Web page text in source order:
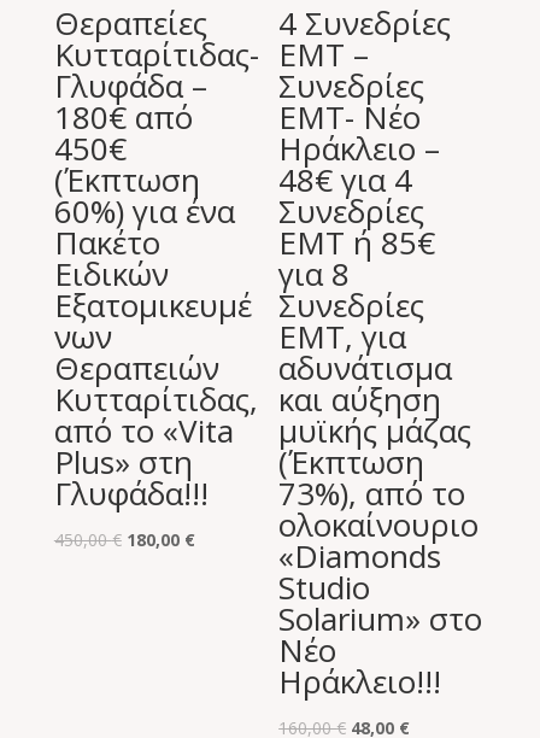
Θεραπείες
Κυτταρίτιδας-
Γλυφάδα –
180€ από
450€
(Έκπτωση
60%) για ένα
Πακέτο
Ειδικών
Εξατομικευμέ
νων
Θεραπειών
Κυτταρίτιδας,
από το «Vita
Plus» στη
Γλυφάδα!!!
450,00€ Original
180,00 €Η
4 Συνεδρίες
EMT –
Συνεδρίες
EMT- Νέο
Ηράκλειο –
48€ για 4
Συνεδρίες
EMT ή 85€
για 8
Συνεδρίες
EMT, για
αδυνάτισμα
και αύξηση
μυϊκής μάζας
(Έκπτωση
73%), από το
ολοκαίνουριο
«Diamonds
Studio
Solarium» στο
Νέο
Ηράκλειο!!!
160,00€ Original
48,00 €